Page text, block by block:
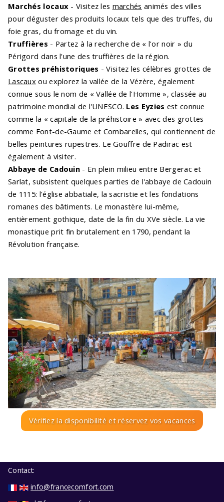
Marchés locaux - Visitez les marchés animés des villes
pour déguster des produits locaux tels que des truffes, du
foie gras, du fromage et du vin.
Truffières - Partez à la recherche de « l'or noir » du
Périgord dans l'une des truffières de la région.
Grottes préhistoriques - Visitez les célèbres grottes de
Lascaux ou explorez la vallée de la Vézère, également
connue sous le nom de « Vallée de l'Homme », classée au
patrimoine mondial de l'UNESCO. Les Eyzies est connue
comme la « capitale de la préhistoire » avec des grottes
comme Font-de-Gaume et Combarelles, qui contiennent de
belles peintures rupestres. Le Gouffre de Padirac est
également à visiter.
Abbaye de Cadouin - En plein milieu entre Bergerac et
Sarlat, subsistent quelques parties de l'abbaye de Cadouin
de 1115: l'église abbatiale, la sacristie et les fondations
romanes des bâtiments. Le monastère lui-même,
entièrement gothique, date de la fin du XVe siècle. La vie
monastique prit fin brutalement en 1790, pendant la
Révolution française.
Vérifiez la disponibilité et réservez vos vacances
Contact:
info@francecomfort.com